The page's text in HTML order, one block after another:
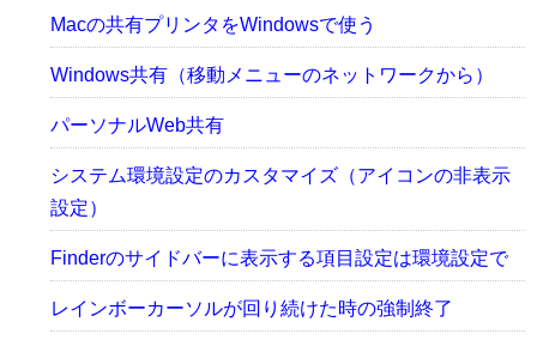
Macの共有プリンタをWindowsで使う
Windows共有（移動メニューのネットワークから）
パーソナルWeb共有
システム環境設定のカスタマイズ（アイコンの非表示
設定）
Finderのサイドバーに表示する項目設定は環境設定で
レインボーカーソルが回り続けた時の強制終了